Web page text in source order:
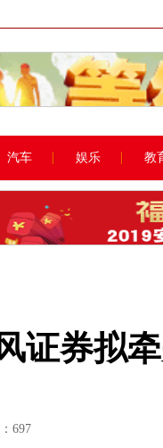
汽车 娱乐 教
证券拟
697